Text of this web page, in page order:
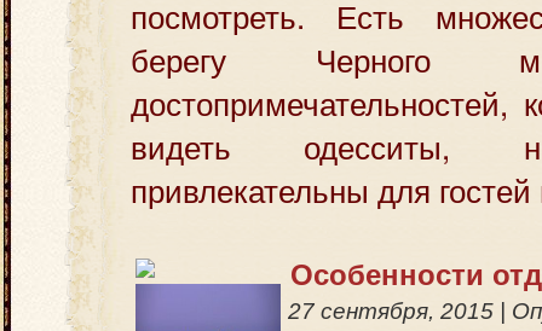
посмотреть. Есть
берегу Черного
достопримечательностей,
видеть одесситы,
привлекательны для
Особенности
27 сентября, 2015